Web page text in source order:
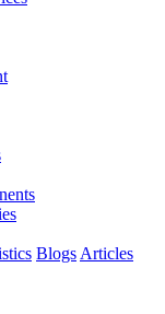
Blogs Articles